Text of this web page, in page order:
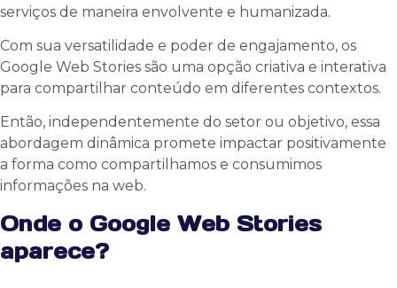
serviços de maneira envolvente e humanizada.
Com sua versatilidade e poder de engajamento, os
Google Web Stories são uma opção criativa e interativa
para compartilhar conteúdo em diferentes contextos.
Então, independentemente do setor ou objetivo, essa
abordagem dinâmica promete impactar positivamente
a forma como compartilhamos e consumimos
informações na web.
Onde o Google Web Stories
aparece?